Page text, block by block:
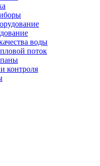
воды
поток
контроля